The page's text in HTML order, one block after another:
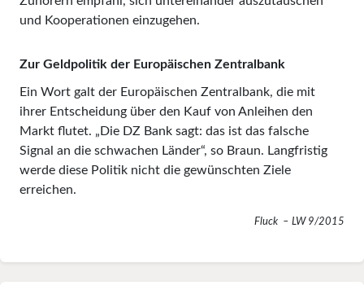
und Kooperationen einzugehen.
Zur Geldpolitik der Europäischen Zentralbank
Ein Wort galt der Europäischen Zentralbank, die mit
ihrer Entscheidung über den Kauf von Anleihen den
Markt flutet. „Die DZ Bank sagt: das ist das falsche
Signal an die schwachen Länder“, so Braun. Langfristig
werde diese Politik nicht die gewünschten Ziele
erreichen.
Fluck – LW 9/2015